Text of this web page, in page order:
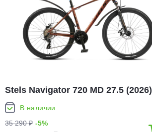
Stels Navigator 720 MD 27.5 (2026)
В наличии
35 290 ₽ -5%